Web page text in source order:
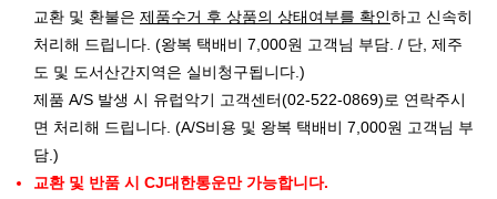
교환 및 환불은 제품수거 후 상품의 상태여부를 확인하고 신속히
처리해 드립니다. (왕복 택배비 7,000원 고객님 부담. / 단, 제주
도 및 도서산간지역은 실비청구됩니다.)
제품 A/S 발생 시 유럽악기 고객센터(02-522-0869)로 연락주시
면 처리해 드립니다. (A/S비용 및 왕복 택배비 7,000원 고객님 부
담.)
교환 및 반품 시 CJ대한통운만 가능합니다.